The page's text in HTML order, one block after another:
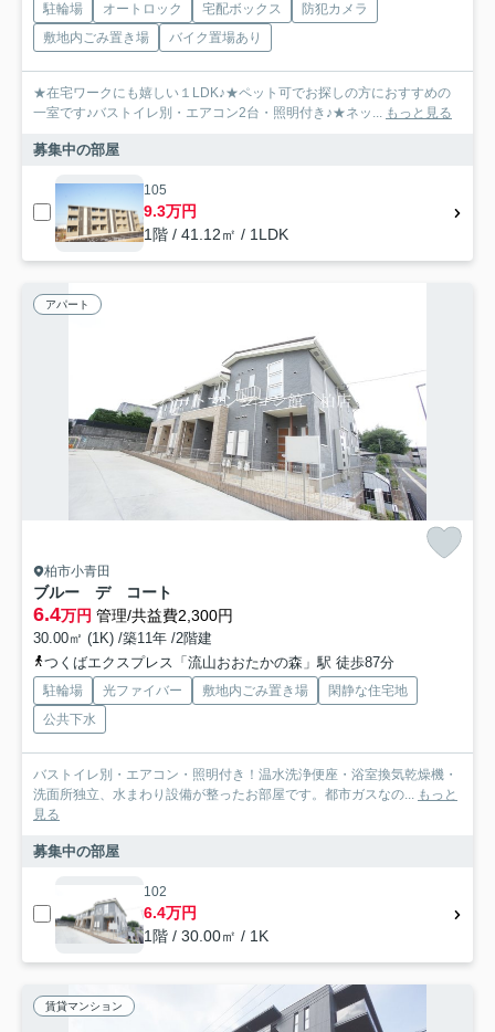
駐輪場 オートロック 宅配ボックス
防犯カメラ
敷地内ごみ置き場
バイク置場あり
★在宅ワークにも嬉しい１LDK♪★ペット可でお探しの方におすすめの
一室です♪バストイレ別・エアコン2台・照明付き♪★ネッ...
もっと見る
募集中の部屋
105
9.3万円
1階 / 41.12㎡ / 1LDK
アパート
柏市小青田
ブルー デ コート
6.4万円 管理/共益費2,300円
30.00㎡ (1K) /築11年 /2階建
つくばエクスプレス「流山おおたかの森」駅 徒歩87分
駐輪場 光ファイバー 敷地内ごみ置き場
閑静な住宅地
公共下水
バストイレ別・エアコン・照明付き！温水洗浄便座・浴室換気乾燥機・
洗面所独立、水まわり設備が整ったお部屋です。都市ガスなの...
もっと
見る
募集中の部屋
102
6.4万円
1階 / 30.00㎡ / 1K
賃貸マンション